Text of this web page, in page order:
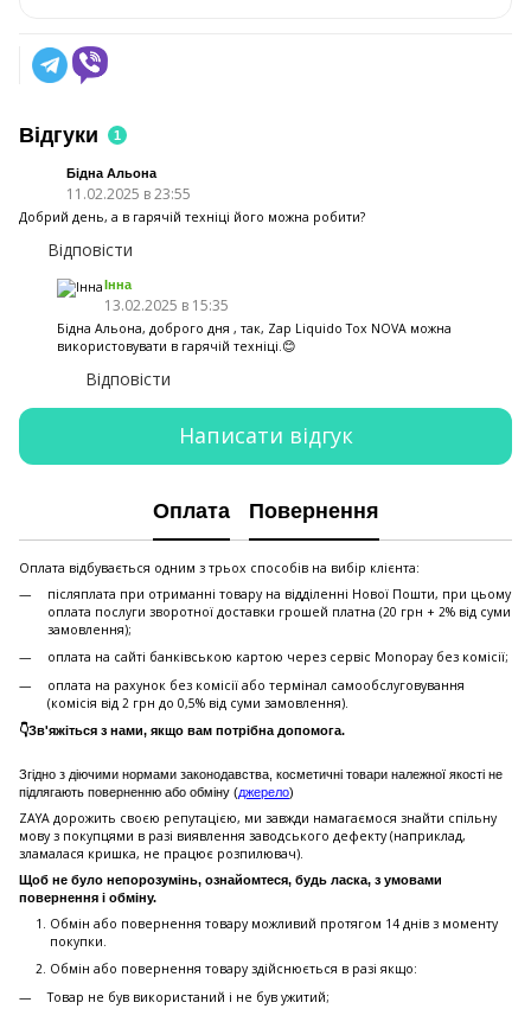
Відгуки 1
Бідна Альона
11.02.2025 в 23:55
Добрий день, а в гарячій техніці його можна робити?
Відповісти
Інна
13.02.2025 в 15:35
Бідна Альона, доброго дня , так, Zap Liquido Tox NOVA можна
використовувати в гарячій техніці.😊
Відповісти
Написати відгук
Оплата Повернення
Оплата відбувається одним з трьох способів на вибір клієнта:
післяплата при отриманні товару на відділенні Нової Пошти, при цьому
оплата послуги зворотної доставки грошей платна (20 грн + 2% від суми
замовлення);
оплата на сайті банківською картою через сервіс Monopay без комісії;
оплата на рахунок без комісії або термінал самообслуговування
(комісія від 2 грн до 0,5% від суми замовлення).
👇Зв'яжіться з нами, якщо вам потрібна допомога.
Згідно з діючими нормами законодавства, косметичні товари належної якості не
підлягають поверненню або обміну (джерело)
ZAYA дорожить своєю репутацією, ми завжди намагаємося знайти спільну
мову з покупцями в разі виявлення заводського дефекту (наприклад,
зламалася кришка, не працює розпилювач).
Щоб не було непорозумінь, ознайомтеся, будь ласка, з умовами
повернення і обміну.
Обмін або повернення товару можливий протягом 14 днів з моменту
покупки.
Обмiн або повернення товару здійснюється в разі якщо:
Товар не був використаний і не був ужитий;